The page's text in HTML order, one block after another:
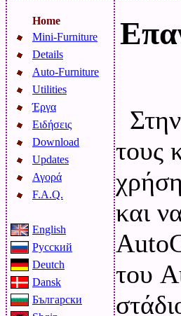
Home
Mini-Furniture
Details
Auto-Furniture
Utilities
Έργα
Ειδήσεις
Download
Updates
Αγορά
F.A.Q.
English
Русский
Deutch
Dansk
Български
τους
και
του